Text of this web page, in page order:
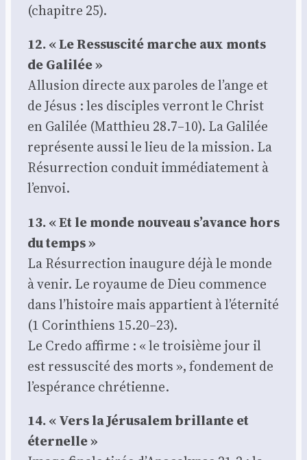
(cha­pitre 25).
12. « Le Res­sus­ci­té marche aux monts
de Gali­lée »
Allu­sion directe aux paroles de l’ange et
de Jésus : les dis­ciples ver­ront le Christ
en Gali­lée (Mat­thieu 28.7–10). La Gali­lée
repré­sente aus­si le lieu de la mis­sion. La
Résur­rec­tion conduit immé­dia­te­ment à
l’envoi.
13. « Et le monde nou­veau s’avance hors
du temps »
La Résur­rec­tion inau­gure déjà le monde
à venir. Le royaume de Dieu com­mence
dans l’histoire mais appar­tient à l’éternité
(1 Corin­thiens 15.20–23).
Le Cre­do affirme : « le troi­sième jour il
est res­sus­ci­té des morts », fon­de­ment de
l’espérance chré­tienne.
14. « Vers la Jéru­sa­lem brillante et
éter­nelle »